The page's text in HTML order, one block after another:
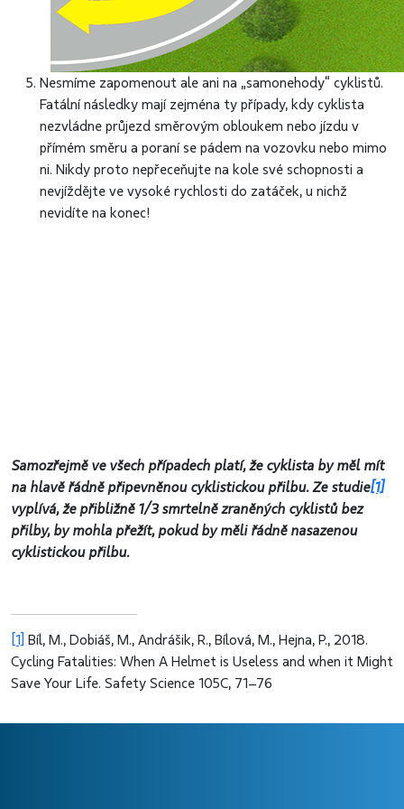
Nesmíme zapomenout ale ani na „samonehody“ cyklistů.
Fatální následky mají zejména ty případy, kdy cyklista
nezvládne průjezd směrovým obloukem nebo jízdu v
přímém směru a poraní se pádem na vozovku nebo mimo
ni. Nikdy proto nepřeceňujte na kole své schopnosti a
nevjíždějte ve vysoké rychlosti do zatáček, u nichž
nevidíte na konec!
Samozřejmě ve všech případech platí, že cyklista by měl mít
na hlavě řádně připevněnou cyklistickou přilbu. Ze studie[1]
vyplívá, že přibližně 1/3 smrtelně zraněných cyklistů bez
přilby, by mohla přežít, pokud by měli řádně nasazenou
cyklistickou přilbu.
[1]
Bíl, M., Dobiáš, M., Andrášik, R., Bílová, M., Hejna, P., 2018.
Cycling Fatalities: When A Helmet is Useless and when it Might
Save Your Life. Safety Science 105C, 71–76